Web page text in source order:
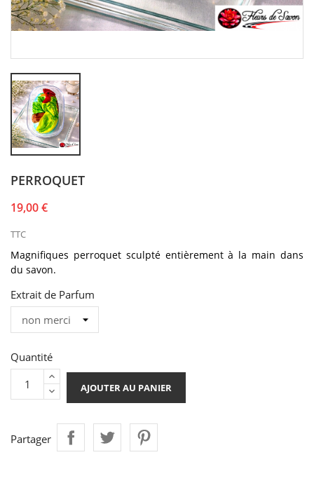
PERROQUET
19,00 €
TTC
Magnifiques perroquet sculptéentièrement à la main dans
du savon.
Extrait de Parfum
Quantité
AJOUTER AU PANIER
Partager